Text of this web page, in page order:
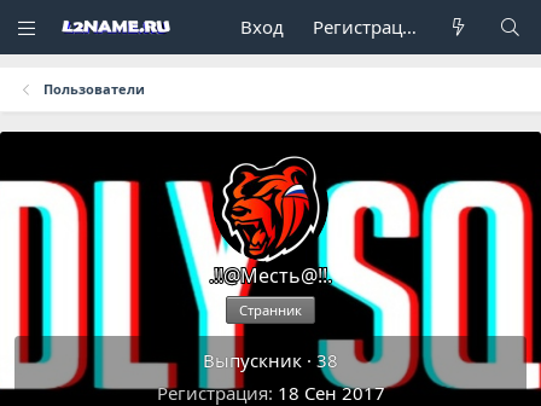
Вход Регистрация
Пользователи
.!!@Месть@!!.
Странник
Выпускник · 38
Регистрация 18 Сен 2017